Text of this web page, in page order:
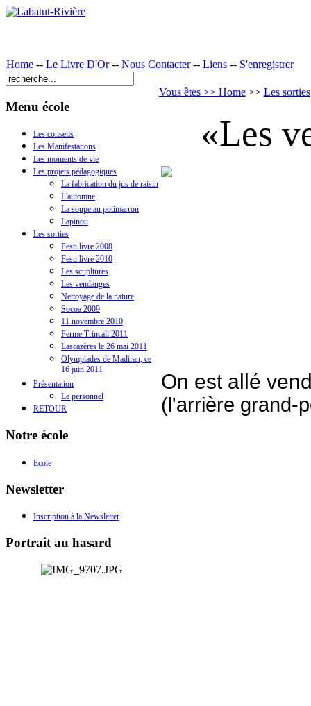
Home -- Le Livre D'Or-- Nous Contacter-- Liens -- S'enregistrer
Menu école
Les conseils
Les Manifestations
Les moments de vie
Les projets pédagogiques
La fabrication du jus de raisin
L'automne
La soupe au potimarron
Lapinou
Les sorties
Festi livre 2008
Festi livre 2010
Les scupltures
Les vendanges
Nettoyage de la nature
Socoa 2009
11 novembre 2010
Ferme Trincali 2011
Lascazères le 26 mai 2011
Olympiades de Madiran, ce
16 juin 2011
Présentation
Le personnel
RETOUR
Notre école
Ecole
Newsletter
Inscription à la Newsletter
Portrait au hasard
Vous êtes >> Home>> Les sorties
«Les
On est allé
(l'arrière grand-